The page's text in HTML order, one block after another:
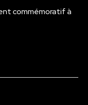
commémoratif à